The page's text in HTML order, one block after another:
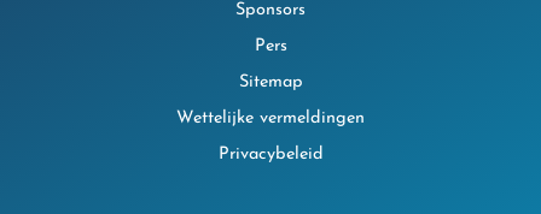
Sponsors
Pers
Sitemap
Wettelijke vermeldingen
Privacybeleid